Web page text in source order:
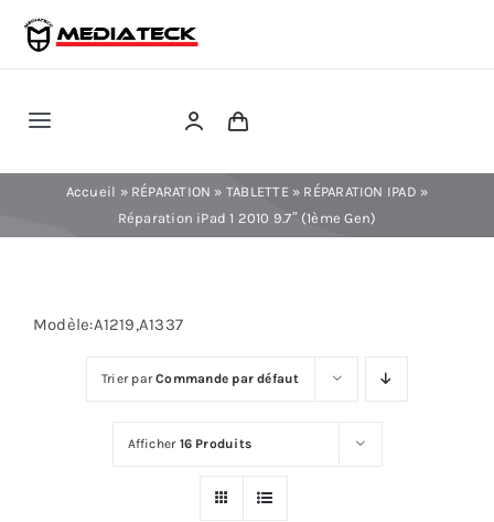
Skip
Toggle
Navigation
RÉPARATION
INFORMATIQUE
Accueil » RÉPARATION » TABLETTE» RÉPARATION IPAD »
Réparation iPad 1 2010 9.7″ (1ème Gen)
Modèle:A1219,A1337
Trier parCommande par défaut
Afficher 16 Produits